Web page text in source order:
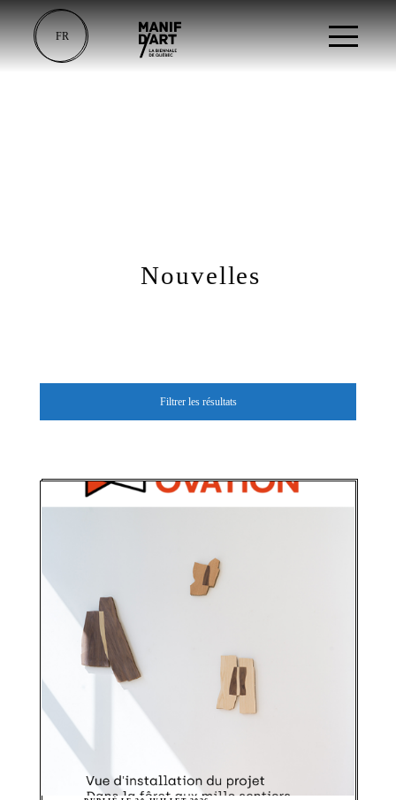
FR
Nouvelles
Filtrer les résultats
PREMIÈRE OVATION
Appel de projets -
Première Ovation
automne 2026